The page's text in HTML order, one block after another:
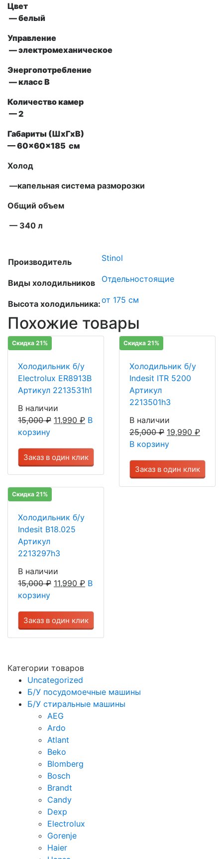
Цвет
— белый
Управление
—электромеханическое
Энергопотребление
— класс В
Количество камер
— 2
Габариты (ШxГxВ)
—60x60x185 см
Холод
—капельная система разморозки
Общий объем
— 340 л
Производитель Stinol
Виды холодильников Отдельностоящие
Высота холодильника:от 175 см
Похожие товары
Скидка 21%
Холодильник б/у
Electrolux ER8913B
Артикул 2213531h1
В наличии
15,000₽ 11,990 ₽ В
корзину
Заказ в один клик
Скидка 21%
Холодильник б/у
Indesit ITR 5200
Артикул
2213501h3
В наличии
25,000₽ 19,990 ₽
В корзину
Заказ в один клик
Скидка 21%
Холодильник б/у
Indesit B18.025
Артикул
2213297h3
В наличии
15,000₽ 11,990 ₽ В
корзину
Заказ в один клик
Категории товаров
Uncategorized
Б/У посудомоечные машины
Б/У стиральные машины
AEG
Ardo
Atlant
Beko
Blomberg
Bosch
Brandt
Candy
Dexp
Electrolux
Gorenje
Haier